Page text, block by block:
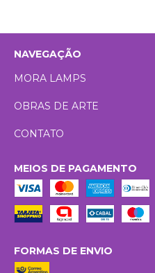
NAVEGAÇÃO
MORA LAMPS
OBRAS DE ARTE
CONTATO
MEIOS DE PAGAMENTO
FORMAS DE ENVIO